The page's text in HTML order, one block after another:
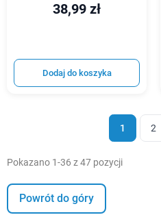
38,99 zł
Dodaj do koszyka
1 2
Pokazano 1-36 z 47 pozycji
Powrót do góry